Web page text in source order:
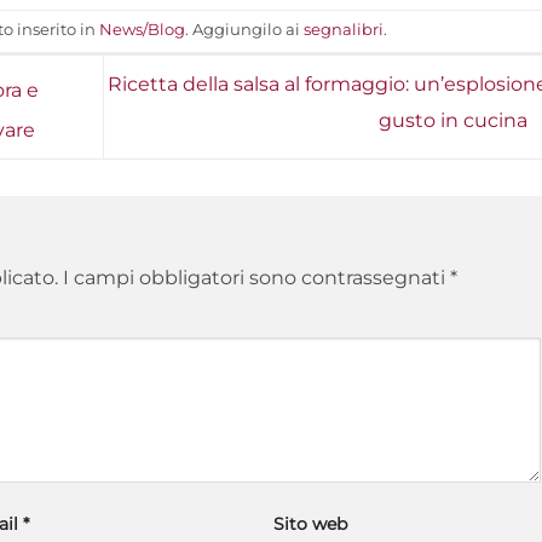
inserito in News/Blog. Aggiungilo ai segnalibri.
e
Ricetta della salsa al formaggio:
gusto in cucina
I campi obbligatori sono contrassegnati *
* Sito web